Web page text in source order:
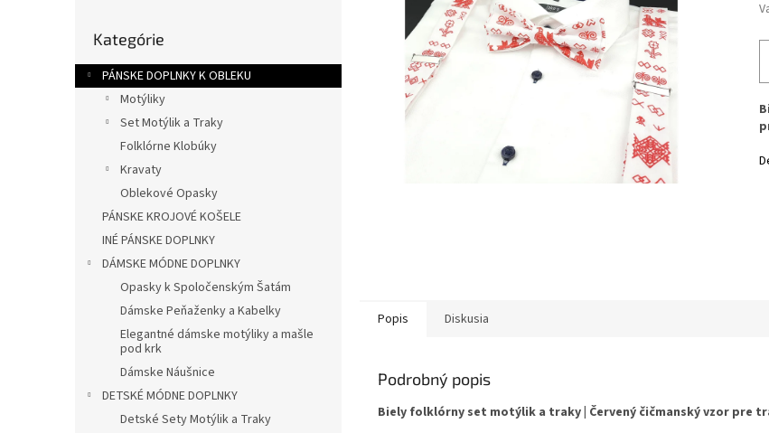
kategórie
Kategórie
PÁNSKE DOPLNKY K OBLEKU
Motýliky
Set Motýlik a Traky
Folklórne Klobúky
Kravaty
Oblekové Opasky
PÁNSKE KROJOVÉ KOŠELE
INÉ PÁNSKE DOPLNKY
DÁMSKE MÓDNE DOPLNKY
Opasky k Spoločenským Šatám
Dámske Peňaženky a Kabelky
Elegantné dámske motýliky a mašle
pod krk
Dámske Náušnice
DETSKÉ MÓDNE DOPLNKY
Detské Sety Motýlik a Traky
Popis Diskusia
Podrobný popis
Biely folklórny set motýlik a traky | Červený čičmanský vzor pre